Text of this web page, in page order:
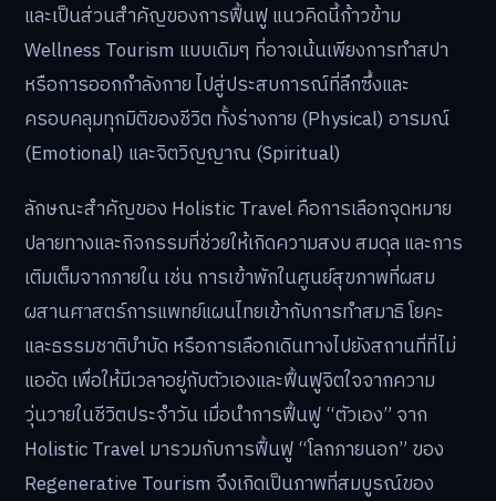
และเป็นส่วนสำคัญของการฟื้นฟู แนวคิดนี้ก้าวข้าม
Wellness Tourism แบบเดิมๆ ที่อาจเน้นเพียงการทำสปา
หรือการออกกำลังกาย ไปสู่ประสบการณ์ที่ลึกซึ้งและ
ครอบคลุมทุกมิติของชีวิต ทั้งร่างกาย (Physical) อารมณ์
(Emotional) และจิตวิญญาณ (Spiritual)
ลักษณะสำคัญของ Holistic Travel คือการเลือกจุดหมาย
ปลายทางและกิจกรรมที่ช่วยให้เกิดความสงบ สมดุล และการ
เติมเต็มจากภายใน เช่น การเข้าพักในศูนย์สุขภาพที่ผสม
ผสานศาสตร์การแพทย์แผนไทยเข้ากับการทำสมาธิ โยคะ
และธรรมชาติบำบัด หรือการเลือกเดินทางไปยังสถานที่ที่ไม่
แออัด เพื่อให้มีเวลาอยู่กับตัวเองและฟื้นฟูจิตใจจากความ
วุ่นวายในชีวิตประจำวัน เมื่อนำการฟื้นฟู “ตัวเอง” จาก
Holistic Travel มารวมกับการฟื้นฟู “โลกภายนอก” ของ
Regenerative Tourism จึงเกิดเป็นภาพที่สมบูรณ์ของ